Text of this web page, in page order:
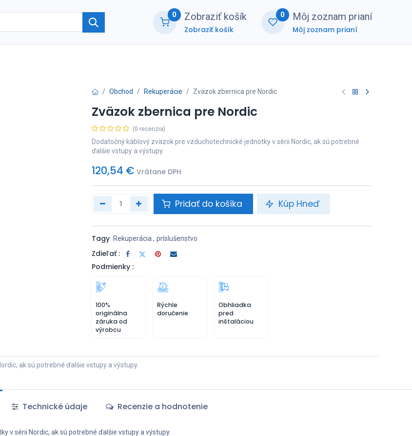
0 Zobraziť košík
Zobraziť košík
0 Môj zoznam prianí
Môj zoznam prianí
Obchod Rekuperácie Zväzok zbernica pre Nordic
Zväzok zbernica pre Nordic
(0 recenzia)
Dodatočný káblový zväzok pre vzduchotechnické jednotky v sérii Nordic, ak sú potrebné
ďalšie vstupy a výstupy.
120,54 € Vrátane DPH
Pridať do košíka Kúp Hneď
Tagy Rekuperácia , príslušenstvo
Zdieľať :
Podmienky :
100%
originálna
záruka od
výrobcu
Rýchle
doručenie
Obhliadka
pred
inštaláciou
ak sú potrebné ďalšie vstupy a výstupy.
Technické údaje Recenzie a hodnotenie
v sérii Nordic, ak sú potrebné ďalšie vstupy a výstupy.